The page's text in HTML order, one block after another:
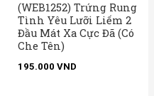
(WEB1252) Trứng Rung
Tình Yêu Lưỡi Liếm 2
Đầu Mát Xa Cực Đã (Có
Che Tên)
195.000 VND